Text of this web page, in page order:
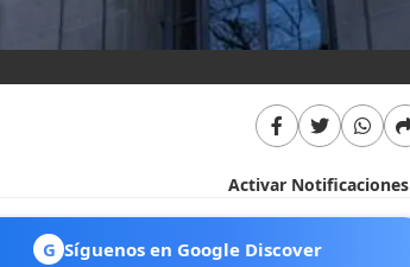
Activar Notificaciones
G Síguenos en Google Discover